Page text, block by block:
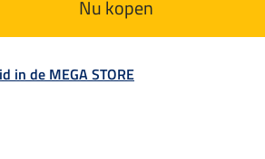
Nu kopen
in de MEGA STORE